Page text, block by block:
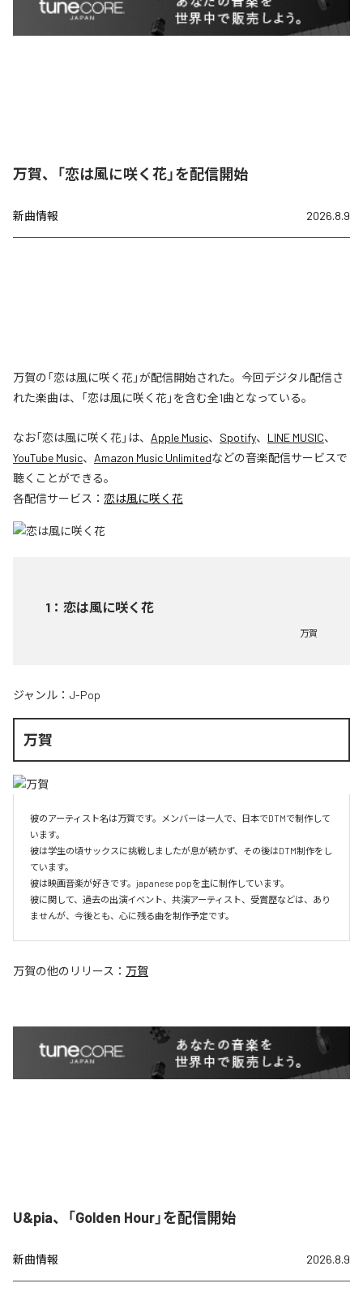
万賀、「恋は風に咲く花」を配信開始
新曲情報 2026.8.9
万賀の「恋は風に咲く花」が配信開始された。今回デジタル配信さ
れた楽曲は、「恋は風に咲く花」を含む全1曲となっている。
なお「恋は風に咲く花」は、 Apple Music、 Spotify、 LINE MUSIC、
YouTube Music、 Amazon Music Unlimitedなどの音楽配信サービスで
聴くことができる。
各配信サービス： 恋は風に咲く花
1 ： 恋は風に咲く花
万賀
ジャンル： J-Pop
万賀
彼のアーティスト名は万賀です。メンバーは一人で、日本でDTMで制作して
います。
彼は学生の頃サックスに挑戦しましたが息が続かず、その後はDTM制作をし
ています。
彼は映画音楽が好きです。japanese popを主に制作しています。
彼に関して、過去の出演イベント、共演アーティスト、受賞歴などは、あり
ませんが、今後とも、心に残る曲を制作予定です。
万賀の他のリリース： 万賀
U&pia、「Golden Hour」を配信開始
新曲情報 2026.8.9